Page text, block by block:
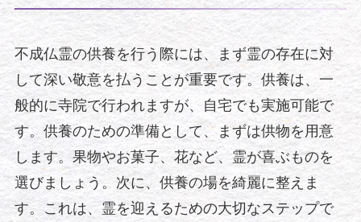
不成仏霊の供養を行う際には、まず霊の存在に対
して深い敬意を払うことが重要です。供養は、一
般的に寺院で行われますが、自宅でも実施可能で
す。供養のための準備として、まずは供物を用意
します。果物やお菓子、花など、霊が喜ぶものを
選びましょう。次に、供養の場を綺麗に整えま
す。これは、霊を迎えるための大切なステップで